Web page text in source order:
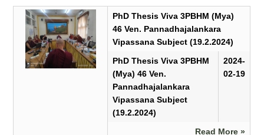
PhD Thesis Viva 3PBHM (Mya)
46 Ven. Pannadhajalankara
Vipassana Subject (19.2.2024)
PhD Thesis Viva 3PBHM
(Mya) 46 Ven.
Pannadhajalankara
Vipassana Subject
(19.2.2024)
2024-
02-19
Read More »